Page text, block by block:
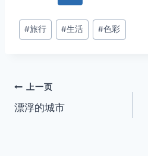
文
章
#旅行 #生活 #色彩
文
章
上一页
漂浮的城市